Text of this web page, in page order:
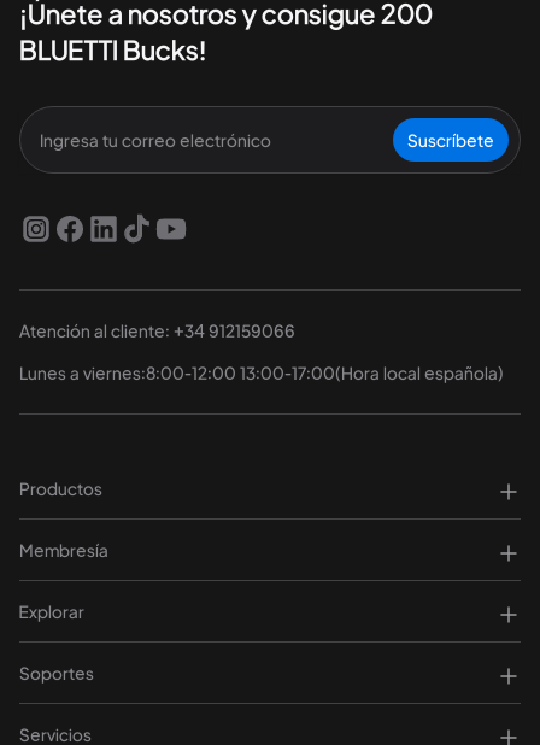
¡Únete a nosotros y consigue 200
BLUETTI Bucks!
Suscríbete
Atención al cliente: +34 912159066
Lunes a viernes:8:00-12:00 13:00-17:00(Hora local española)
Productos
Membresía
Explorar
Soportes
Servicios